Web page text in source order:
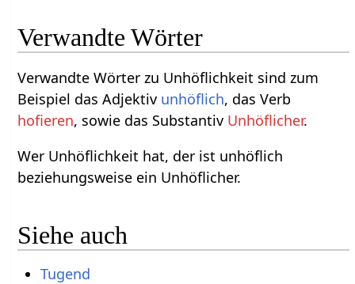
Verwandte Wörter
Verwandte Wörter zu Unhöflichkeit sind zum
Beispiel das Adjektiv unhöflich, das Verb
hofieren, sowie das Substantiv Unhöflicher.
Wer Unhöflichkeit hat, der ist unhöflich
beziehungsweise ein Unhöflicher.
Siehe auch
Tugend